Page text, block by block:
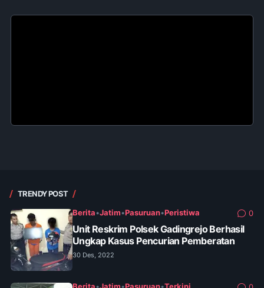
TRENDY POST
Berita•Jatim•Pasuruan•Peristiwa 0
Unit Reskrim Polsek Gadingrejo Berhasil
Ungkap Kasus Pencurian Pemberatan
30 Des, 2022